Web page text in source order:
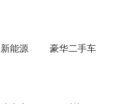
新能源 豪华二手车